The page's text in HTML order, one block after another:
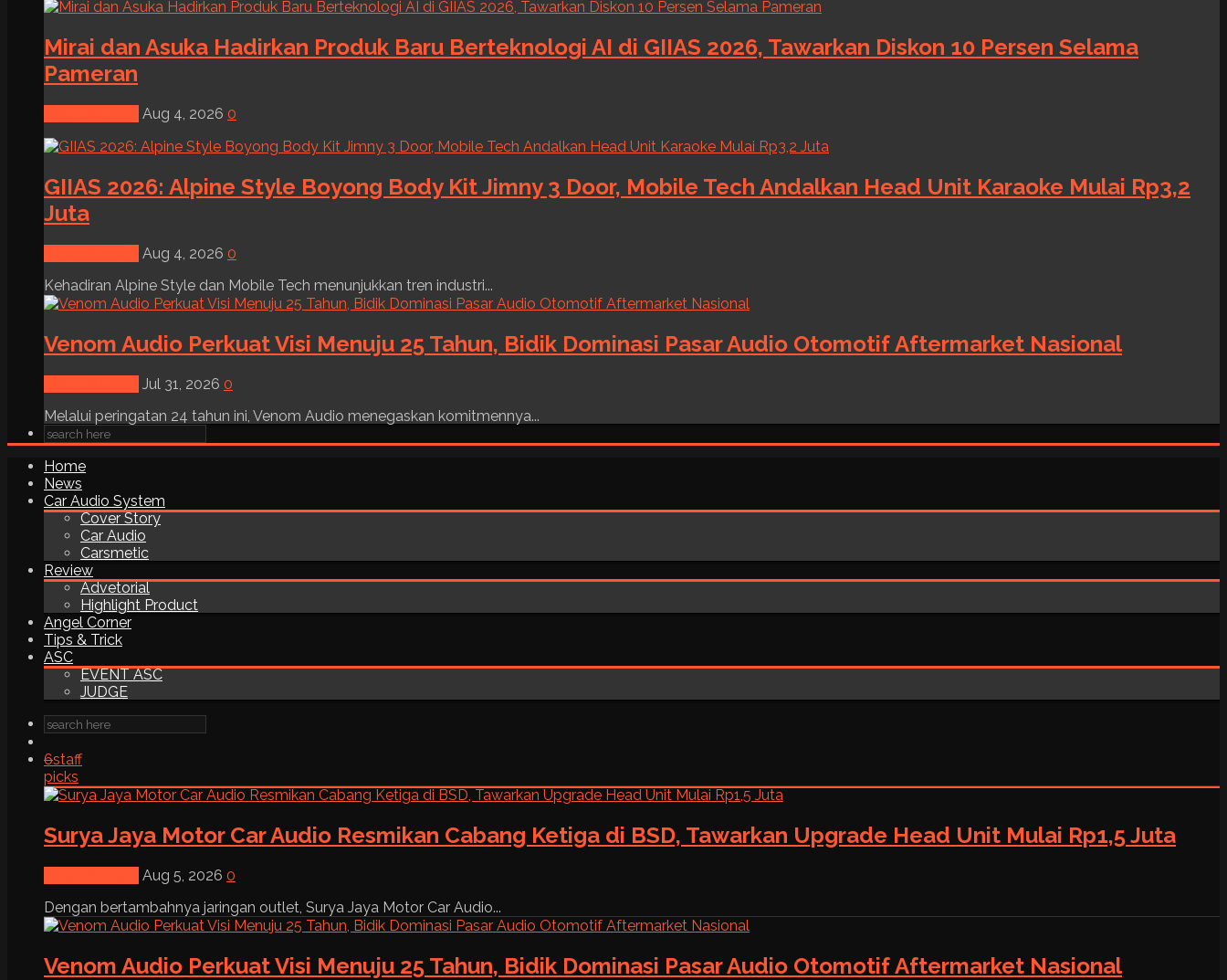
Mirai dan Asuka Hadirkan Produk Baru Berteknologi AI di GIIAS 2026, Tawarkan Diskon 10 Persen Selama
Pameran
Aug 4, 2026 0
GIIAS 2026: Alpine Style Boyong Body Kit Jimny 3 Door, Mobile Tech Andalkan Head Unit Karaoke Mulai Rp3,2
Juta
Aug 4, 2026 0
Kehadiran Alpine Style dan Mobile Tech menunjukkan tren industri...
Venom Audio Perkuat Visi Menuju 25 Tahun, Bidik Dominasi Pasar Audio Otomotif Aftermarket Nasional
Jul 31, 2026 0
Melalui peringatan 24 tahun ini, Venom Audio menegaskan komitmennya...
Home
News
Car Audio System
Cover Story
Car Audio
Carsmetic
Review
Advetorial
Highlight Product
Angel Corner
Tips & Trick
ASC
EVENT ASC
JUDGE
6staff
picks
Surya Jaya Motor Car Audio Resmikan Cabang Ketiga di BSD, Tawarkan Upgrade Head Unit Mulai Rp1,5 Juta
Aug 5, 2026 0
Dengan bertambahnya jaringan outlet, Surya Jaya Motor Car Audio...
Venom Audio Perkuat Visi Menuju 25 Tahun, Bidik Dominasi Pasar Audio Otomotif Aftermarket Nasional